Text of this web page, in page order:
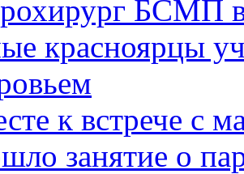
БСМП
красноярцы
к встрече с
занятие о